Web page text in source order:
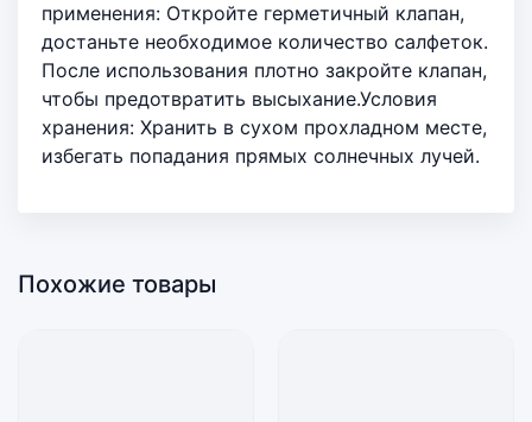
применения: Откройте герметичный клапан,
достаньте необходимое количество салфеток.
После использования плотно закройте клапан,
чтобы предотвратить высыхание.Условия
хранения: Хранить в сухом прохладном месте,
избегать попадания прямых солнечных лучей.
Похожие товары